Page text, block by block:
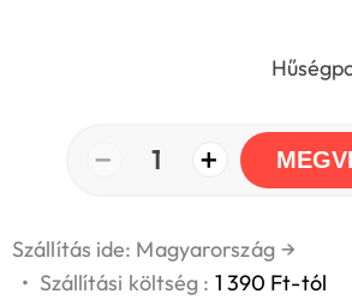
− 1 +
Szállítás ide: Magyarország →
• Szállítási költség : 1 390 Ft-tól